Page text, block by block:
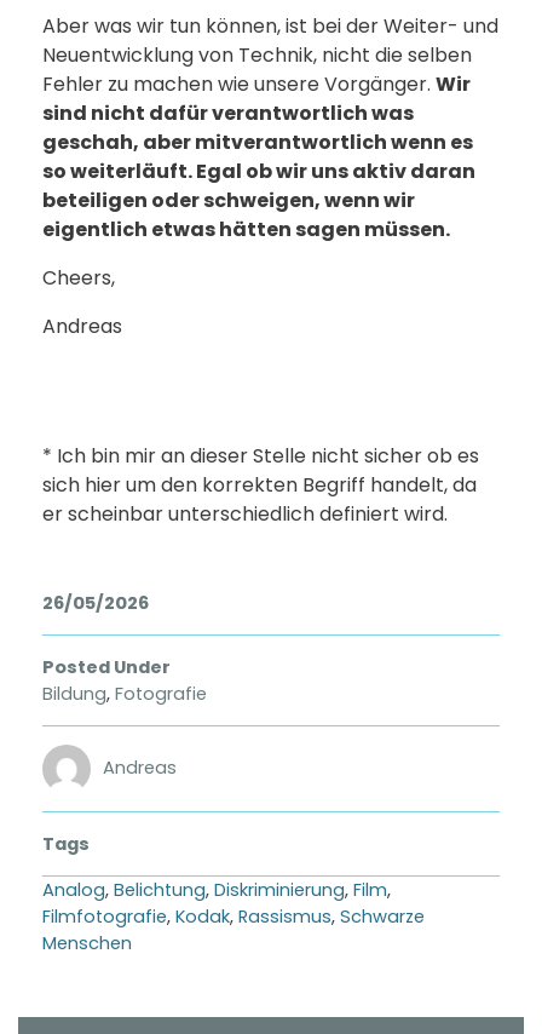
Aber was wir tun können, ist bei der Weiter- und
Neuentwicklung von Technik, nicht die selben
Fehler zu machen wie unsere Vorgänger. Wir
sind nicht dafür verantwortlich was
geschah, aber mitverantwortlich wenn es
so weiterläuft. Egal ob wir uns aktiv daran
beteiligen oder schweigen, wenn wir
eigentlich etwas hätten sagen müssen.
Cheers,
Andreas
* Ich bin mir an dieser Stelle nicht sicher ob es
sich hier um den korrekten Begriff handelt, da
er scheinbar unterschiedlich definiert wird.
26/05/2026
Posted Under
Bildung, Fotografie
Andreas
Tags
Analog, Belichtung, Diskriminierung, Film,
Filmfotografie, Kodak, Rassismus, Schwarze
Menschen